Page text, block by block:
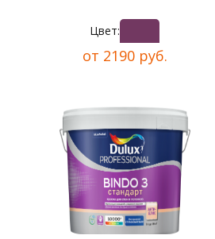
Цвет:
от 2190 руб.